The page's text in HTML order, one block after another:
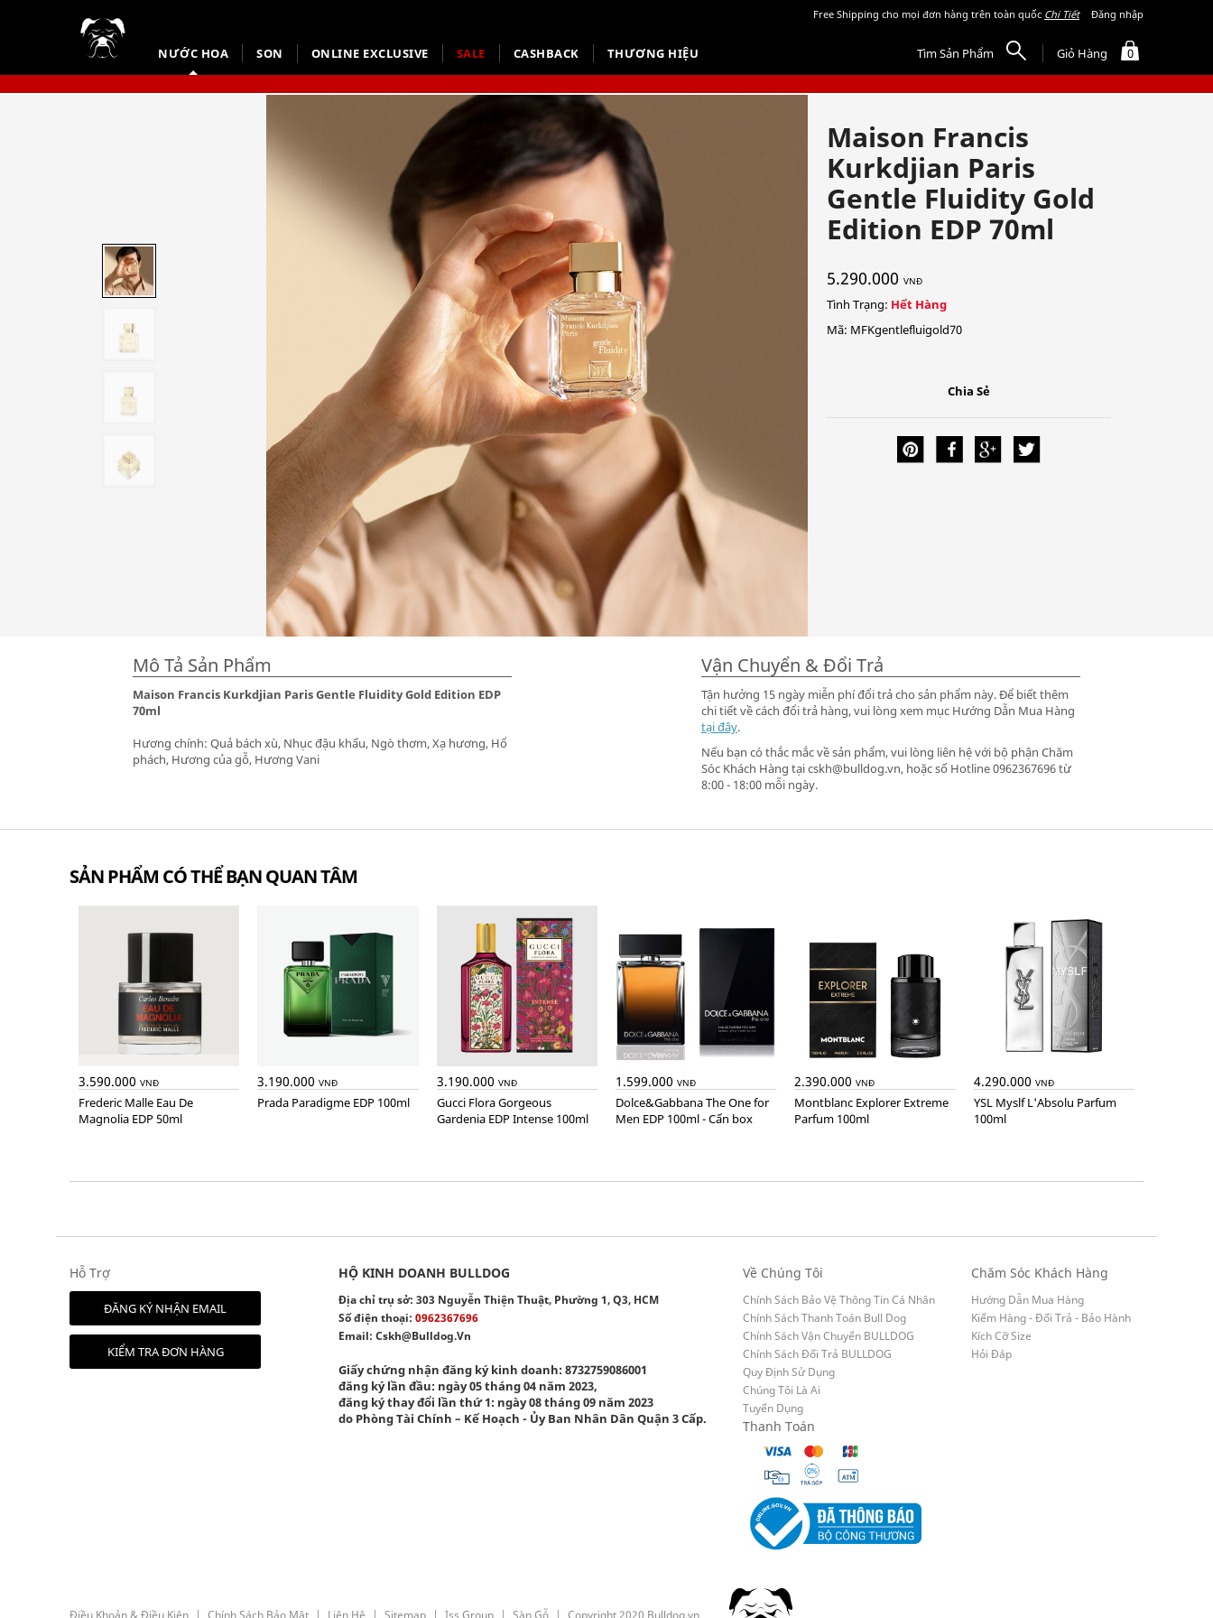
NƯỚC HOA SON ONLINE EXCLUSIVE SALE CASHBACK THƯƠNG HIỆU Tìm Sản Phẩm Giỏ Hàng 0
Free Shipping cho mọi đơn hàng trên toàn quốc Chi Tiết Đăng nhập
Maison Francis
Kurkdjian Paris
Gentle Fluidity Gold
Edition EDP 70ml
5.290.000 VNĐ
Tình Trạng: Hết Hàng
Mã: MFKgentlefluigold70
Chia Sẻ
Mô Tả Sản Phẩm
Maison Francis Kurkdjian Paris Gentle Fluidity Gold Edition EDP
70ml
Hương chính: Quả bách xù, Nhục đậu khấu, Ngò thơm, Xạ hương, Hổ
phách, Hương của gỗ, Hương Vani
Vận Chuyển & Đổi Trả
Tận hưởng 15 ngày miễn phí đổi trả cho sản phẩm này. Để biết thêm
chi tiết về cách đổi trả hàng, vui lòng xem mục Hướng Dẫn Mua Hàng
tại đây.
Nếu bạn có thắc mắc về sản phẩm, vui lòng liên hệ với bộ phận Chăm
Sóc Khách Hàng tại cskh@bulldog.vn, hoặc số Hotline 0962367696 từ
8:00 - 18:00 mỗi ngày.
SẢN PHẨM CÓ THỂ BẠN QUAN TÂM
3.590.000 VNĐ
Frederic Malle Eau De
Magnolia EDP 50ml
3.190.000VNĐ
Prada Paradigme EDP 100ml
3.190.000 VNĐ
Gucci Flora Gorgeous
Gardenia EDP Intense 100ml
1.599.000 VNĐ
Dolce&Gabbana The One for
Men EDP 100ml - Cấn box
2.390.000VNĐ
Montblanc Explorer Extreme
Parfum 100ml
4.290.000 VNĐ
YSL Myslf L'Absolu Parfum
100ml
Hỗ Trợ
ĐĂNG KÝ NHẬN EMAIL
KIỂM TRA ĐƠN HÀNG
HỘ KINH DOANH BULLDOG
Địa chỉ trụ sở: 303 Nguyễn Thiện Thuật, Phường 1, Q3, HCM
Số điện thoại: 0962367696
Email: Cskh@bulldog.vn
Giấy chứng nhận đăng ký kinh doanh: 8732759086001
đăng ký lần đầu: ngày 05 tháng 04 năm 2023,
đăng ký thay đổi lần thứ 1: ngày 08 tháng 09 năm 2023
do Phòng Tài Chính – Kế Hoạch - Ủy Ban Nhân Dân Quận 3 Cấp.
Về Chúng Tôi
Chính Sách Bảo Vệ Thông Tin Cá Nhân
Chính Sách Thanh Toán Bull Dog
Chính Sách Vận Chuyển BULLDOG
Chính Sách Đổi Trả BULLDOG
Quy Định Sử Dụng
Chúng Tôi Là Ai
Tuyển Dụng
Chăm Sóc Khách Hàng
Hướng Dẫn Mua Hàng
Kiểm Hàng - Đổi Trả - Bảo Hành
Kích Cỡ Size
Hỏi Đáp
Thanh Toán